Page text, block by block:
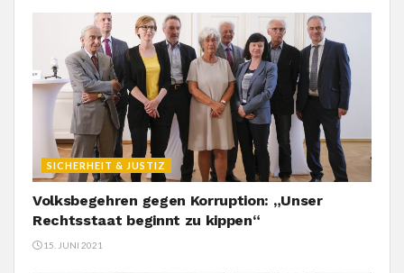
SICHERHEIT & JUSTIZ
Volksbegehren gegen Korruption: „Unser
Rechtsstaat beginnt zu kippen“
15. JUNI 2021